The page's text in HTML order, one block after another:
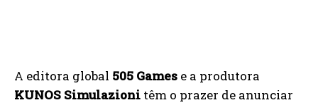
A editora global 505 Games e a produtora
KUNOS Simulazioni têm o prazer de anunciar